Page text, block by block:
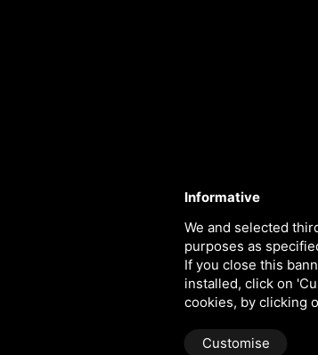
Informative
We and selected
purposes as
If you close this
installed, click on
cookies, by clicking
Customise
TITOLCHIMICA